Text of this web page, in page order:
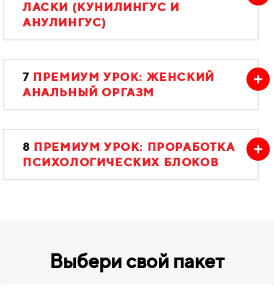
ЛАСКИ (КУНИЛИНГУС И
АНУЛИНГУС)
7 ПРЕМИУМ УРОК: ЖЕНСКИЙ
АНАЛЬНЫЙ ОРГАЗМ
8 ПРЕМИУМ УРОК: ПРОРАБОТКА
ПСИХОЛОГИЧЕСКИХ БЛОКОВ
Выбери свой пакет